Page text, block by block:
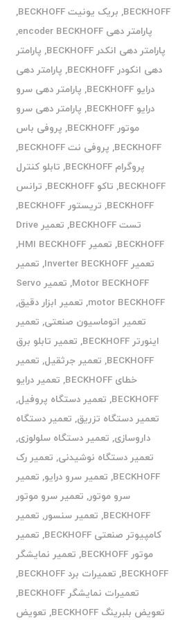
BECKHOFF
, بریک یونیت BECKHOFF
,
پارامتر دهی encoder BECKHOFF
,
پارامتر دهی انکدر BECKHOFF
, پارامتر
دهی انکودر BECKHOFF
, پارامتر دهی
درایو BECKHOFF
, پارامتر دهی سرو
درایو BECKHOFF
, پارامتر دهی سرو
موتور BECKHOFF
, پروفی باس
BECKHOFF
, پروفی نت BECKHOFF
,
پروگرام BECKHOFF
, تابلو کنترل
BECKHOFF
, تاکو BECKHOFF , ترانس
BECKHOFF
, تریستور BECKHOFF
,
تست BECKHOFF
,
تعمیر Drive
BECKHOFF
, تعمیر HMI BECKHOFF
,
تعمیر Inverter BECKHOFF
, تعمیر
Motor BECKHOFF
,
تعمیر Servo
motor BECKHOFF
, تعمیر ابزار دقیق,
تعمیر اتوماسیون صنعتی, تعمیر
اینورتر BECKHOFF
, تعمیر تابلو برق
BECKHOFF
, تعمیر جرثقیل, تعمیر
خطای BECKHOFF
, تعمیر درایو
BECKHOFF
, تعمیر دستگاه پروفیل,
تعمیر دستگاه تزریق, تعمیر دستگاه
داروسازی, تعمیر دستگاه سلولوزی,
تعمیر دستگاه نوشیدنی, تعمیر رک
BECKHOFF
, تعمیر سرو درایو, تعمیر
سرو موتور, تعمیر سرو موتور
BECKHOFF
, تعمیر سنسور, تعمیر
کامپیوتر صنعتی BECKHOFF
, تعمیر
موتور BECKHOFF
, تعمیر نمایشگر
BECKHOFF
, تعمیرات برد BECKHOFF
,
تعمیرات نمایشگر BECKHOFF
,
تعویض بلبرینگ BECKHOFF
, تعویض